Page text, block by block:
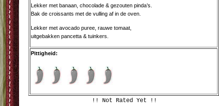
Lekker met banaan, chocolade & gezouten pinda’s.
Bak de croissants met de vulling af in de oven.
Lekker met avocado puree, rauwe tomaat,
uitgebakken pancetta & tuinkers.
Pittigheid:
!! Not Rated Yet !!